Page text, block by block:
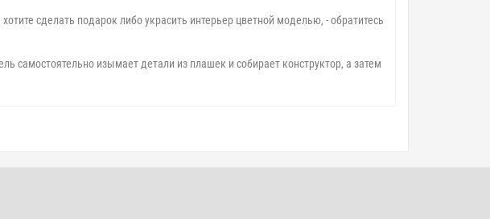
сделать подарок либо украсить интерьер цветной моделью, - обратитесь
самостоятельно изымает детали из плашек и собирает конструктор, а затем